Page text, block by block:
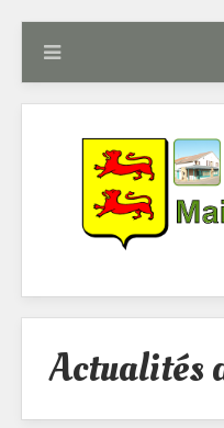
Actualités